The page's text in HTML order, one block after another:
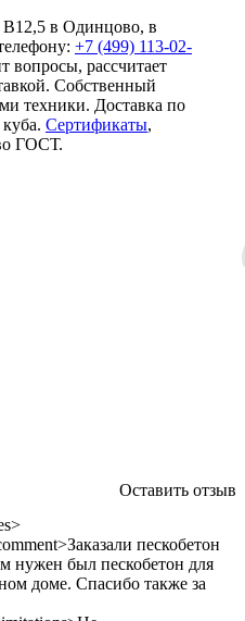
в Одинцово, в
+7 (499) 113-02-
вопросы, рассчитает
Собственный
техники. Доставка по
Сертификаты,
ГОСТ.
Оставить отзыв
пескобетон
нужен был пескобетон для
доме. Спасибо также за